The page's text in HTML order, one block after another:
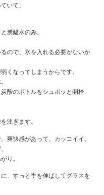
いて、
炭酸水のみ。
ので、氷を入れる必要がないか
くなってしまうからです。
酸のボトルをシュポッと開栓
注ぎます。
爽快感があって、カッコイイ。
り。
、すっと手を伸ばしてグラスを